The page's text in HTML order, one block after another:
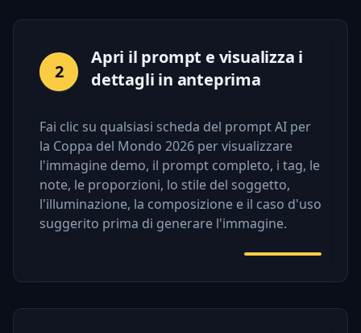
2
Apri il prompt e visualizza i
dettagli in anteprima
Fai clic su qualsiasi scheda del prompt AI per
la Coppa del Mondo 2026 per visualizzare
l'immagine demo, il prompt completo, i tag, le
note, le proporzioni, lo stile del soggetto,
l'illuminazione, la composizione e il caso d'uso
suggerito prima di generare l'immagine.